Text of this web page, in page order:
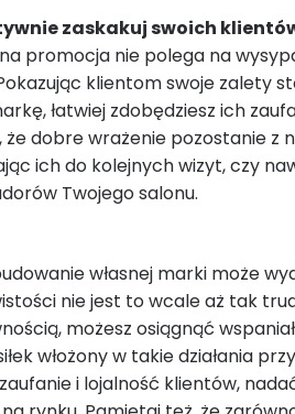
zaskakuj swoich
promocja nie polega na
klientom swoje zalety
łatwiej zdobędziesz ich
że dobre wrażenie pozostanie z
ich do kolejnych wizyt, czy
Twojego salonu.
własnej marki może
nie jest to wcale aż tak
możesz osiągnąć
włożony w takie działania
i lojalność klientów,